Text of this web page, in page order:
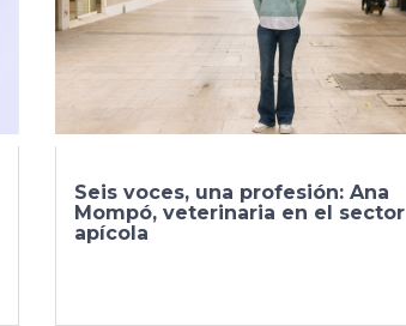
Seis voces, una profesión: Ana
Mompó, veterinaria en el sector
apícola